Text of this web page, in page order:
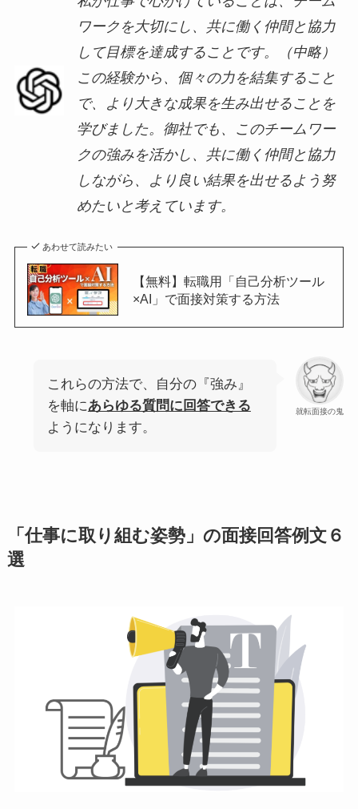
ワークを大切にし、共に働く仲間と協力
して目標を達成することです。（中略）
この経験から、個々の力を結集すること
で、より大きな成果を生み出せることを
学びました。御社でも、このチームワー
クの強みを活かし、共に働く仲間と協力
しながら、より良い結果を出せるよう努
めたいと考えています。
あわせて読みたい
【無料】転職用「自己分析ツール
×AI」で面接対策する方法
就転面接の鬼
これらの方法で、自分の『強み』
を軸にあらゆる質問に回答できる
ようになります。
「仕事に取り組む姿勢」の面接回答例文６
選